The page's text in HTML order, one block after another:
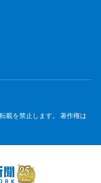
載を禁止します。 著作権は